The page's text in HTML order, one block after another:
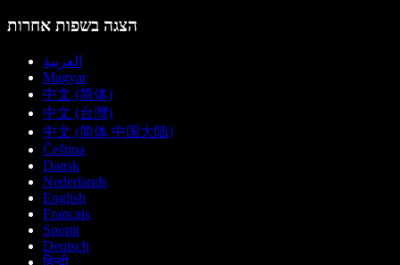
הצגה בשפות אחרות
العربية
Magyar
中文 (简体)
中文 (台灣)
中文 (简体 中国大陆)
Čeština
Dansk
Nederlands
English
Français
Suomi
Deutsch